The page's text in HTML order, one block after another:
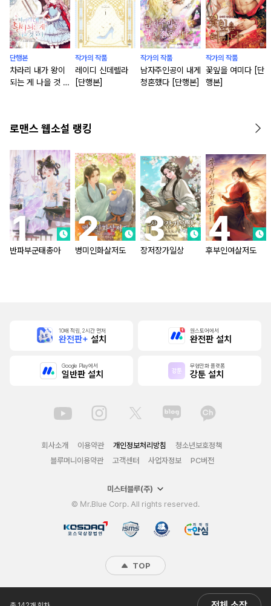
단행본
차라리 내가 왕이
되는 게 나을 것 같
작가의 작품
레이디 신데렐라
[단행본]
작가의 작품
남자주인공이 내게
청혼했다 [단행본]
작가의 작품
꽃잎을 여미다 [단
행본]
로맨스 웹소설 랭킹
반파부군태총아 병미인화살저도 장저장가일상 후부인여살저도
10배 적립, 2시간 먼저
완전판+ 설치
원스토어에서
완전판 설치
Google Play에서
일반판 설치
무협만화 플랫폼
강툰 설치
회사소개 이용약관 개인정보처리방침
청소년보호정책
블루머니이용약관
고객센터 사업자정보 PC버전
미스터블루(주)
© Mr.Blue Corp. All rights reserved.
TOP